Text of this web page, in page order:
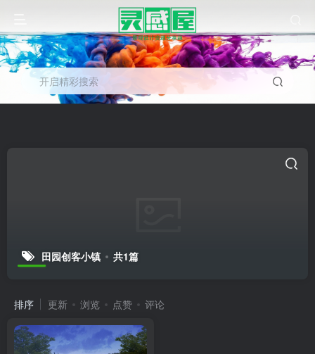
开启精彩搜索
田园创客小镇 共1篇
排序 更新 浏览 点赞 评论